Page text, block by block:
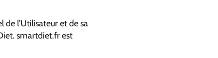
de l’Utilisateur et de sa
smartdiet.fr est